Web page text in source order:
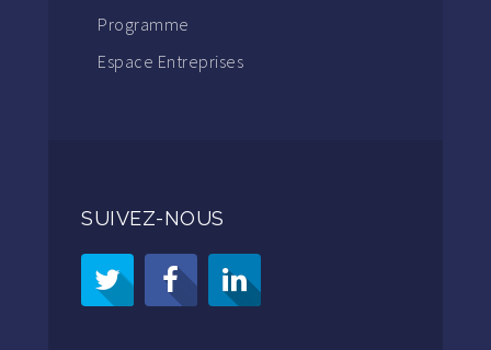
Programme
Espace Entreprises
SUIVEZ-NOUS